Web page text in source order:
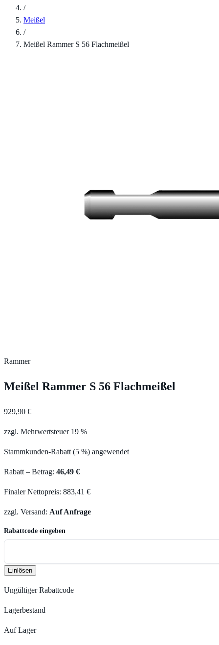
/
Meißel
/
Meißel Rammer S 56 Flachmeißel
Rammer
Meißel Rammer S 56 Flachmeißel
929,90 €
zzgl. Mehrwertsteuer 19 %
Stammkunden-Rabatt (5 %) angewendet
Rabatt – Betrag: 46,49 €
Finaler Nettopreis: 883,41 €
zzgl. Versand: Auf Anfrage
Rabattcode eingeben
Einlösen
Ungültiger Rabattcode
Lagerbestand
Auf Lager